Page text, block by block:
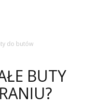
do butów
BUTY